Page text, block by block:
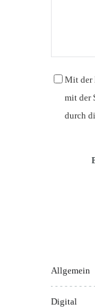
Mit der
mit der
durch
Allgemein
Digital